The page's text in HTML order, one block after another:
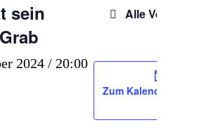
sein
2024 / 20:00
Alle
Zum Kalender